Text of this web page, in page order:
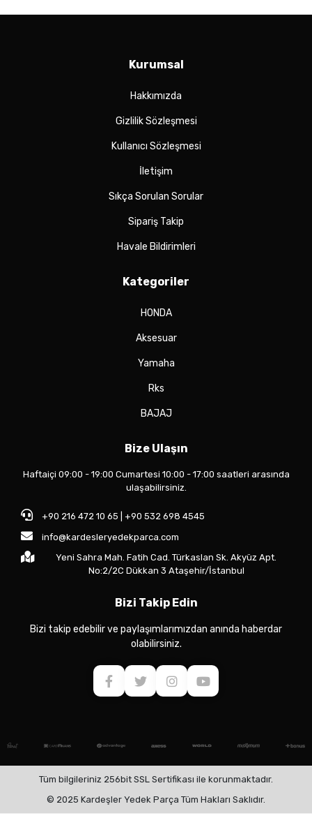
Kurumsal
Hakkımızda
Gizlilik Sözleşmesi
Kullanıcı Sözleşmesi
İletişim
Sıkça Sorulan Sorular
Sipariş Takip
Havale Bildirimleri
Kategoriler
HONDA
Aksesuar
Yamaha
Rks
BAJAJ
Bize Ulaşın
Haftaiçi 09:00 - 19:00 Cumartesi 10:00 - 17:00 saatleri arasında
ulaşabilirsiniz.
+90 216 472 10 65 | +90 532 698 4545
info@kardesleryedekparca.com
Yeni Sahra Mah. Fatih Cad. Türkaslan Sk. Akyüz Apt.
No:2/2C Dükkan 3 Ataşehir/İstanbul
Bizi Takip Edin
Bizi takip edebilir ve paylaşımlarımızdan anında haberdar
olabilirsiniz.
Tüm bilgileriniz 256bit SSL Sertifikası ile korunmaktadır.
© 2025 Kardeşler Yedek Parça Tüm Hakları Saklıdır.